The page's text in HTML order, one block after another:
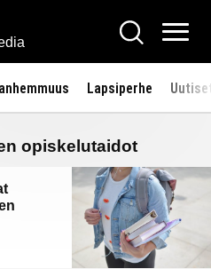
Hae
Lapsiperhe
opiskelutaidot